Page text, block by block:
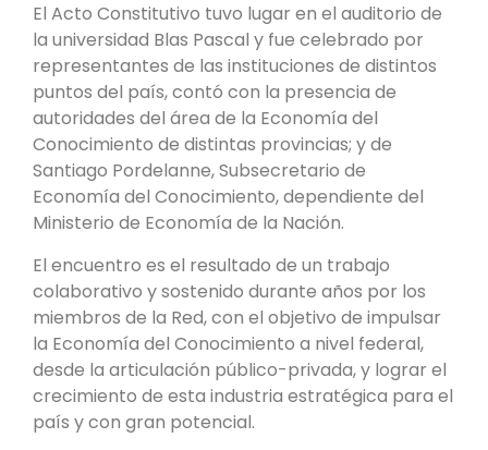
El Acto Constitutivo tuvo lugar en el auditorio de
la universidad Blas Pascal y fue celebrado por
representantes de las instituciones de distintos
puntos del país, contó con la presencia de
autoridades del área de la Economía del
Conocimiento de distintas provincias; y de
Santiago Pordelanne, Subsecretario de
Economía del Conocimiento, dependiente del
Ministerio de Economía de la Nación.
El encuentro es el resultado de un trabajo
colaborativo y sostenido durante años por los
miembros de la Red, con el objetivo de impulsar
la Economía del Conocimiento a nivel federal,
desde la articulación público-privada, y lograr el
crecimiento de esta industria estratégica para el
país y con gran potencial.